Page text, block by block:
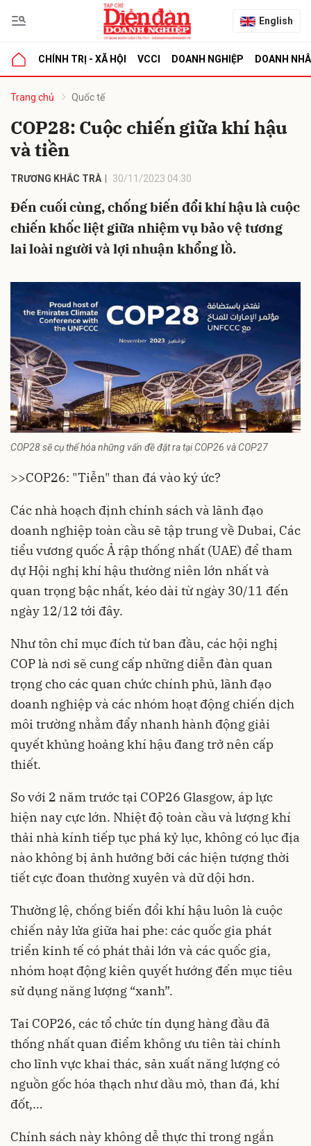
English
CHÍNH TRỊ - XÃ HỘI VCCI DOANH NGHIỆP DOANH
Trang chủ Quốc tế
COP28: Cuộc chiến giữa khí hậu
và tiền
TRƯƠNG KHẮC TRÀ 30/11/2023 04:30
Đến cuối cùng, chống biến đổi khí hậu là cuộc
chiến khốc liệt giữa nhiệm vụ bảo vệ tương
lai loài người và lợi nhuận khổng lồ.
COP28 sẽ cụ thể hóa những vấn đề đặt ra tại COP26 và COP27
>>COP26: "Tiễn" than đá vào ký ức?
Các nhà hoạch định chính sách và lãnh đạo
doanh nghiệp toàn cầu sẽ tập trung về Dubai, Các
tiểu vương quốc Ả rập thống nhất (UAE) để tham
dự Hội nghị khí hậuthường niên lớn nhất và
quan trọng bậc nhất, kéo dài từ ngày 30/11 đến
ngày 12/12 tới đây.
Như tôn chỉ mục đích từ ban đầu, các hội nghị
COP là nơi sẽ cung cấp những diễn đàn quan
trọng cho các quan chức chính phủ, lãnh đạo
doanh nghiệp và các nhóm hoạt động chiến dịch
môi trường nhằm đẩy nhanh hành động giải
quyết khủng hoảng khí hậu đang trở nên cấp
thiết.
So với 2 năm trước tại COP26 Glasgow, áp lực
hiện nay cực lớn. Nhiệt độ toàn cầu và lượng khí
thải nhà kính tiếp tục phá kỷ lục, không có lục địa
nào không bị ảnh hưởng bởi các hiện tượng thời
tiết cực đoan thường xuyên và dữ dội hơn.
Thường lệ, chốngbiến đổi khí hậuluôn là cuộc
chiến nảy lửa giữa hai phe: các quốc gia phát
triển kinh tế có phát thải lớn và các quốc gia,
nhóm hoạt động kiên quyết hướng đến mục tiêu
sử dụng năng lượng “xanh”.
Tai COP26, các tổ chức tín dụng hàng đầu đã
thống nhất quan điểm không ưu tiên tài chính
cho lĩnh vực khai thác, sản xuất năng lượng có
nguồn gốc hóa thạch như dầu mỏ, than đá, khí
đốt,…
Chính sách này không dễ thực thi trong ngắn
luận
Hủy